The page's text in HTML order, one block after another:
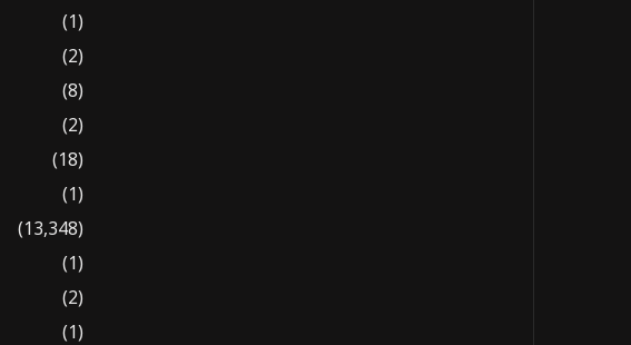
(1)
(2)
(8)
(2)
(18)
(1)
(13,348)
(1)
(2)
(1)